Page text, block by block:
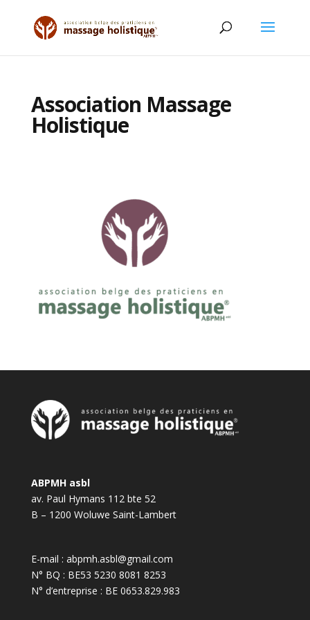
Association Massage
Holistique
ABPMH asbl
av. Paul Hymans 112 bte 52
B – 1200 Woluwe Saint-Lambert
E-mail : abpmh.asbl@gmail.com
N° BQ : BE53 5230 8081 8253
N° d’entreprise : BE 0653.829.983